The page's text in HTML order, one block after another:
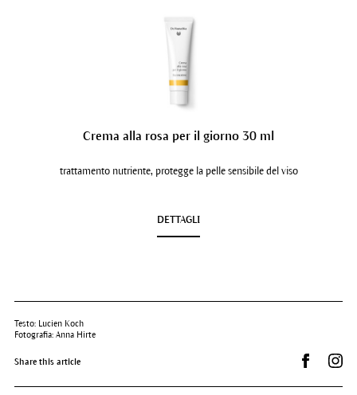
Crema alla rosa per il giorno 30 ml
trattamento nutriente, protegge la pelle sensibile del viso
DETTAGLI
Testo: Lucien Koch
Fotografia: Anna Hirte
Share this article Condividi